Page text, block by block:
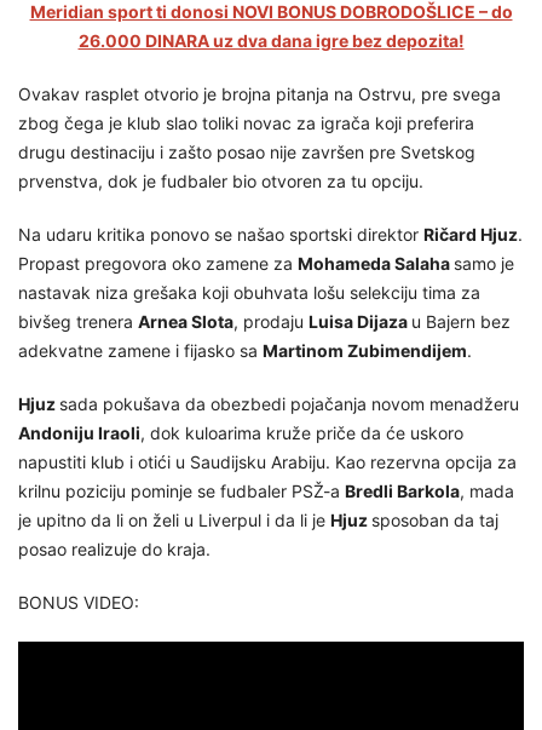
Meridian sport ti donosi NOVI BONUS DOBRODOŠLICE – do
26.000 DINARA uz dva dana igre bez depozita!
Ovakav rasplet otvorio je brojna pitanja na Ostrvu, pre svega
zbog čega je klub slao toliki novac za igrača koji preferira
drugu destinaciju i zašto posao nije završen pre Svetskog
prvenstva, dok je fudbaler bio otvoren za tu opciju.
Na udaru kritika ponovo se našao sportski direktor Ričard Hjuz.
Propast pregovora oko zamene za Mohameda Salaha samo je
nastavak niza grešaka koji obuhvata lošu selekciju tima za
bivšeg trenera Arnea Slota, prodaju Luisa Dijaza u Bajern bez
adekvatne zamene i fijasko sa Martinom Zubimendijem.
Hjuz sada pokušava da obezbedi pojačanja novom menadžeru
Andoniju Iraoli, dok kuloarima kruže priče da će uskoro
napustiti klub i otići u Saudijsku Arabiju. Kao rezervna opcija za
krilnu poziciju pominje se fudbaler PSŽ-a Bredli Barkola, mada
je upitno da li on želi u Liverpul i da li je Hjuz sposoban da taj
posao realizuje do kraja.
BONUS VIDEO: